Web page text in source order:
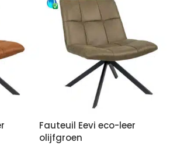
Fauteuil Eevi eco-leer
olijfgroen